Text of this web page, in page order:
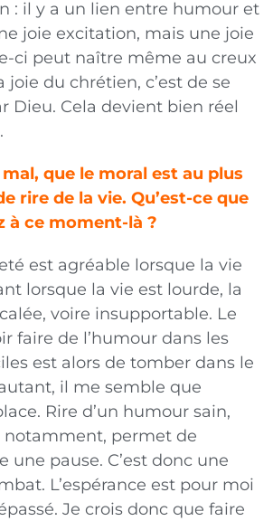
: il y a un lien entre humour et
joie excitation, mais une joie
ci peut naître même au creux
joie du chrétien, c’est de se
Dieu. Cela devient bien réel
que le moral est au plus
rire de la vie. Qu’est-ce que
à ce moment-là ?
est agréable lorsque la vie
lorsque la vie est lourde, la
voire insupportable. Le
faire de l’humour dans les
est alors de tomber dans le
il me semble que
Rire d’un humour sain,
notamment, permet de
une pause. C’est donc une
L’espérance est pour moi
Je crois donc que faire